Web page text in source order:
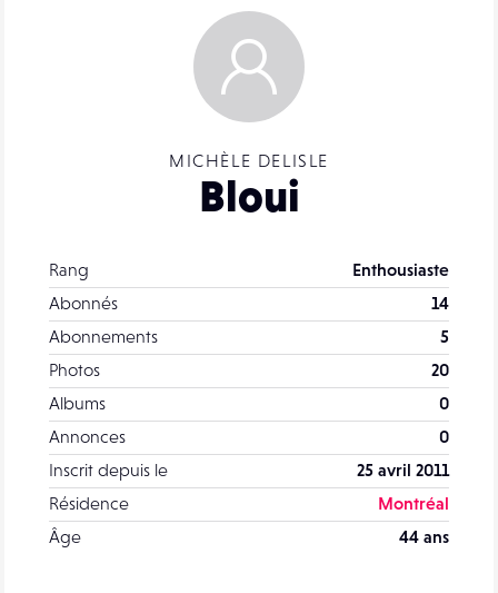
MICHÈLE DELISLE
Bloui
Rang
Enthousiaste
Abonnés
14
Abonnements
5
Photos
20
Albums
0
Annonces
0
Inscrit depuis le
25 avril 2011
Résidence
Montréal
Âge
44 ans